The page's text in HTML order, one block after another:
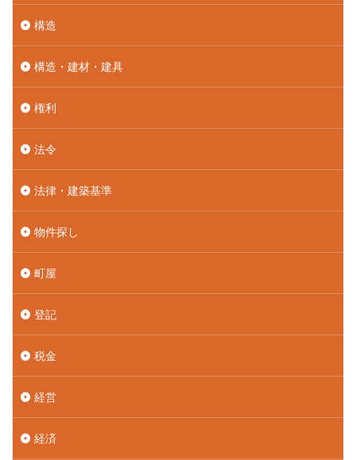
構造
構造・建材・建具
権利
法令
法律・建築基準
物件探し
町屋
登記
税金
経営
経済